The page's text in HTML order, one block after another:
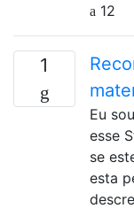
12
1
Eu
esse
se
esta